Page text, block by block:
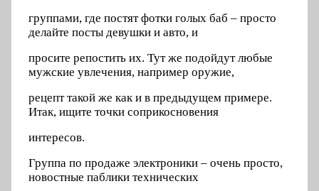
группами, где постят фотки голых баб – просто
делайте посты девушки и авто, и
просите репостить их. Тут же подойдут любые
мужские увлечения, например оружие,
рецепт такой же как и в предыдущем примере.
Итак, ищите точки соприкосновения
интересов.
Группа по продаже электроники – очень просто,
новостные паблики технических